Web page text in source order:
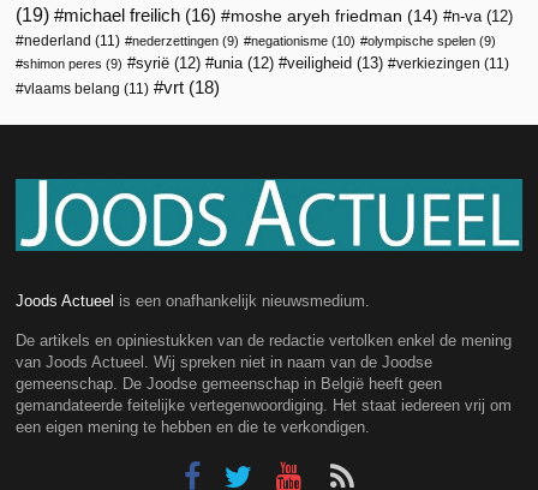
(19)
michael freilich (16) moshe aryeh friedman (14) n-va (12)
nederland (11) nederzettingen (9) negationisme (10) olympische spelen (9)
shimon peres (9) syrië (12) unia (12) veiligheid (13) verkiezingen (11)
vlaams belang (11) vrt (18)
Joods Actueel is een onafhankelijk nieuwsmedium.
De artikels en opiniestukken van de redactie vertolken enkel de mening
van Joods Actueel. Wij spreken niet in naam van de Joodse
gemeenschap. De Joodse gemeenschap in België heeft geen
gemandateerde feitelijke vertegenwoordiging. Het staat iedereen vrij om
een eigen mening te hebben en die te verkondigen.